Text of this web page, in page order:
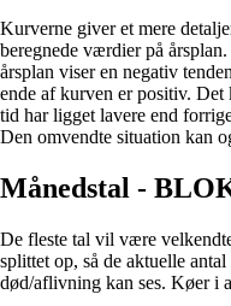
Kurverne giver et mere
beregnede værdier på
årsplan viser en negativ
ende af kurven er positiv.
tid har ligget lavere end
Den omvendte situation kan
Månedstal -
De fleste tal vil være
splittet op, så de aktuelle
død/aflivning kan ses. Køer i